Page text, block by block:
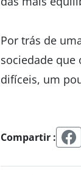
Por trás de
sociedade
difíceis, um
Compartir :